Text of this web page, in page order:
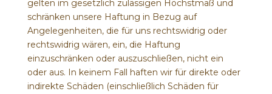
gelten im gesetzlich zulässigen Höchstmaß und
schränken unsere Haftung in Bezug auf
Angelegenheiten, die für uns rechtswidrig oder
rechtswidrig wären, ein, die Haftung
einzuschränken oder auszuschließen, nicht ein
oder aus. In keinem Fall haften wir für direkte oder
indirekte Schäden (einschließlich Schäden für